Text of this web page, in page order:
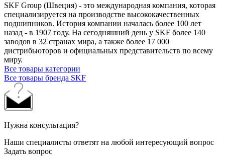
SKF Group (Швеция) - это международная компания, которая
специализируется на производстве высококачественных
подшипников. История компании началась более 100 лет
назад - в 1907 году. На сегодняшний день у SKF более 140
заводов в 32 странах мира, а также более 17 000
дистрибьюторов и официальных представительств по всему
миру.
Все товары категории
Все товары бренда SKF
Нужна консультация?
Наши специалисты ответят на любой интересующий вопрос
Задать вопрос